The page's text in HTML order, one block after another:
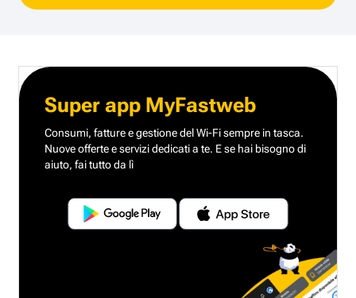
Super app MyFastweb
Consumi, fatture e gestione del Wi-Fi sempre in tasca.
Nuove offerte e servizi dedicati a te. E se hai bisogno di
aiuto, fai tutto da lì